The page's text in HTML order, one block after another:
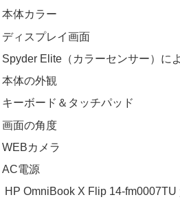
本体カラー
ディスプレイ画面
Spyder Elite（カラーセンサー）に
本体の外観
キーボード＆タッチパッド
画面の角度
WEBカメラ
AC電源
HP OmniBook X Flip 14-fm0007TU